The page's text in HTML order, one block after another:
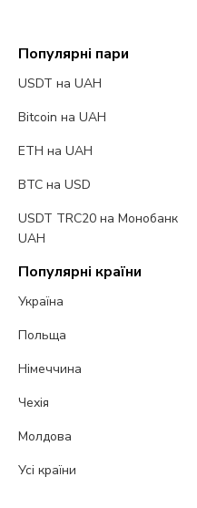
Популярні пари
USDT на UAH
Bitcoin на UAH
ETH на UAH
BTC на USD
USDT TRC20 на Монобанк
UAH
Популярні країни
Україна
Польща
Німеччина
Чехія
Молдова
Усі країни